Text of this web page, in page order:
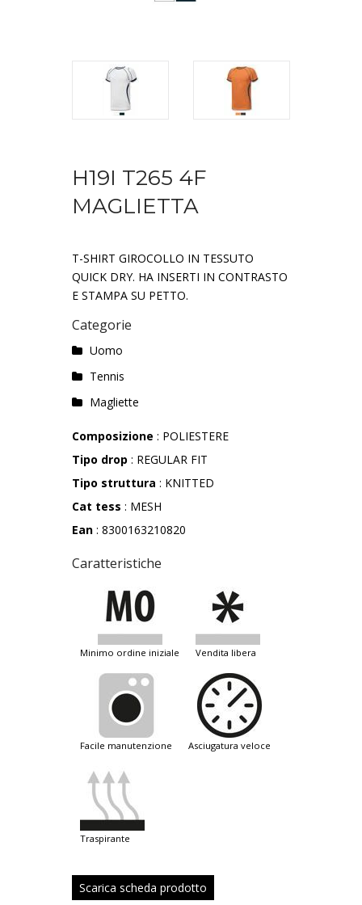
H19I T265 4F
MAGLIETTA
T-SHIRT GIROCOLLO IN TESSUTO
QUICK DRY. HA INSERTI IN CONTRASTO
E STAMPA SU PETTO.
Categorie
Uomo
Tennis
Magliette
Composizione : POLIESTERE
Tipo drop : REGULAR FIT
Tipo struttura : KNITTED
Cat tess : MESH
Ean : 8300163210820
Caratteristiche
minimo ordine iniziale vendita libera
facile manutenzione asciugatura veloce
traspirante
Scarica scheda prodotto